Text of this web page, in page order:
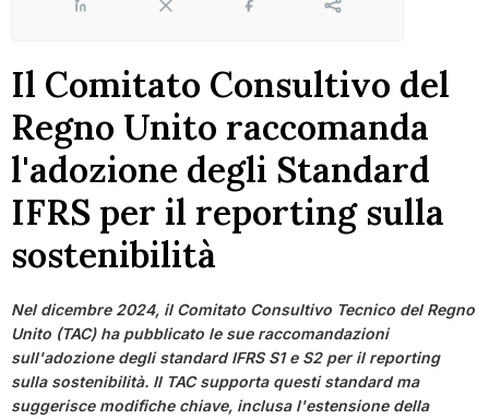
LinkedIn X Facebook Share
Il Comitato Consultivo del
Regno Unito raccomanda
l'adozione degli Standard
IFRS per il reporting sulla
sostenibilità
Nel dicembre 2024, il Comitato Consultivo Tecnico del Regno
Unito (TAC) ha pubblicato le sue raccomandazioni
sull'adozione degli standard IFRS S1 e S2 per il reporting
sulla sostenibilità. Il TAC supporta questi standard ma
suggerisce modifiche chiave, inclusa l'estensione della